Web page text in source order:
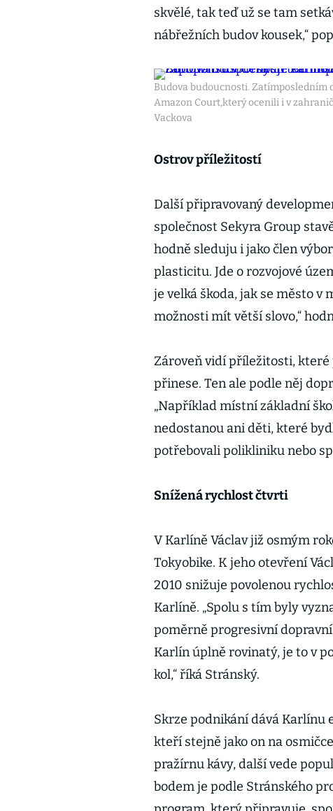
skvělé, tak teď už se tam
nábřežních budov kousek,“
Budova budoucnosti.
Amazon Court,který ocenili i v
Vackova
Ostrov příležitostí
Další připravovaný
společnost Sekyra Group
hodně sleduju i jako člen
plasticitu. Jde o rozvojové
je velká škoda, jak se město
možnosti mít větší slovo,“
Zároveň vidí příležitosti,
přinese. Ten ale podle něj
„Například místní základní
nedostanou ani děti, které
potřebovali polikliniku nebo
Snížená rychlost čtvrti
V Karlíně Václav již osmým
Tokyobike. K jeho otevření
2010 snižuje povolenou
Karlíně. „Spolu s tím byly
poměrně progresivní
Karlín úplně rovinatý, je to v
kol,“ říká Stránský.
Skrze podnikání dává Karlínu
kteří stejně jako on na
pražírnu kávy, další vede
bodem je podle Stránského